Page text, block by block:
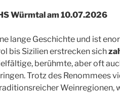
Würmtal am 10.07.2026
lange Geschichte und ist
bis Sizilien erstrecken sich
berühmte, aber oft
Trotz des Renommees
Weinregionen,